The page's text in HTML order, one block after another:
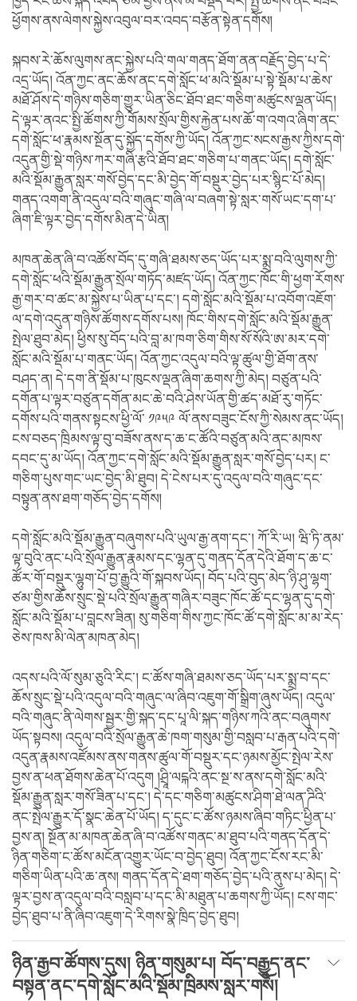
ཕྱོགས་ནས་ལེགས་སྐྱེས་འབུལ་བར་འབད་བརྩོན་སྟེན་དགོས།
སྐབས་རེ་ཆོས་ལུགས་ནང་སྐྱེས་པའི་གལ་གནད་ཐོག་ནན་བརྗོད་བྱེད་པ་དེ་
འདྲ་ཡོད། འོན་ཀྱང་ནང་ཆོས་ནང་དགེ་སློང་ཕ་མའི་སྡོམ་པ་སྟེ་སྡོམ་པ་ཆེས་
མཐོ་ཤོས་དེ་གཉིས་གཅིག་གྱུར་ཡིན་ཅིང་ཐོབ་ཐང་གཅིག་མཚུངས་ལྡན་ཡོད།
དེ་ལྟར་ནའང་སྤྱི་ཚོགས་ཀྱི་གོམས་སྲོལ་གྱིས་རྐྱེན་པས་ཆོ་ག་འགའ་ཞིག་ནང་
དགེ་སློང་ཕ་རྣམས་སྔོན་དུ་སྐྱོད་དགོས་ཀྱི་ཡོད། འོན་ཀྱང་སངས་རྒྱས་ཀྱིས་དགེ་
འདུན་གྱི་སྡེ་གཉིས་ཀར་གཞི་རྩའི་ཐོབ་ཐང་གཅིག་པ་གནང་ཡོད། དགེ་སློང་
མའི་སྡོམ་རྒྱུན་སླར་གསོ་བྱེད་དང་མི་བྱེད་གོ་བསྡུར་བྱེད་པར་སྙིང་པོ་མེད།
གནད་འགག་ནི་འདུལ་བའི་གཞུང་གཞི་ལ་བཞག་སྟེ་སླར་གསོ་ཡང་དག་པ་
ཞིག་ཇི་ལྟར་བྱེད་དགོས་མིན་དེ་ཡིན།
མཁན་ཆེན་ཞི་བ་འཚོས་བོད་དུ་གཞི་ཐམས་ཅད་ཡོད་པར་སྨྲ་བའི་ལུགས་ཀྱི་
དགེ་སློང་ཕའི་སྡོམ་རྒྱུན་སྲོལ་གཏོད་མཛད་ཡོད། འོན་ཀྱང་ཁོང་གི་ཕྱག་རོགས་
རྒྱ་གར་བ་ཚང་མ་སྐྱེས་པ་ཡིན་པ་དང་། དགེ་སློང་མའི་སྡོམ་པ་འབོག་འཇོག་
ལ་དགེ་འདུན་གཉིས་ཚོགས་དགོས་པས། ཁོང་གིས་དགེ་སློང་མའི་སྡོམ་རྒྱུན་
སྤེལ་ཐུབ་མེད། ཕྱིས་སུ་བོད་པའི་བླ་མ་ཁག་ཅིག་གིས་སོ་སོའི་ཨ་མར་དགེ་
སློང་མའི་སྡོམ་པ་གནང་ཡོད། འོན་ཀྱང་འདུལ་བའི་ལྟ་ཚུལ་གྱི་ཐོག་ནས་
བཤད་ན། དེ་དག་ནི་སྡོམ་པ་ཁུངས་ལྡན་ཞིག་ཆགས་ཀྱི་མེད། བཙུན་པའི་
དགོན་པ་ལྟར་བཙུན་དགོན་མང་ཆེ་བའི་ཤེས་ཡོན་གྱི་ཚད་མཐོ་རུ་གཏོང་
དགོས་པའི་གནས་སྟངས་ཕྱི་ལོ་ ༡༩༥༩ ལོ་ནས་བཟུང་ངོས་ཀྱི་སེམས་ནང་ཡོད།
ངས་བཅད་ཁྲིམས་ལྟ་བུ་བཟོས་ནས་ད་ཆ་ང་ཚོའི་བཙུན་མའི་ནང་མཁས་
དབང་དུ་མ་ཡོད། འོན་ཀྱང་དགེ་སློང་མའི་སྡོམ་རྒྱུན་སླར་གསོ་བྱེད་པར། ང་
གཅིག་པུས་གང་ཡང་བྱེད་མི་ཐུབ། དེ་ངེས་པར་དུ་འདུལ་བའི་གཞུང་དང་
བསྟུན་ནས་ཐག་གཅོད་བྱེད་དགོས།
དགེ་སློང་མའི་སྡོམ་རྒྱུན་བཞུགས་པའི་ཡུལ་རྒྱ་ནག་དང་། ཀོ་རི་ཡ། ཝི་ཏི་ནམ་
ལྟ་བུའི་ནང་པའི་སྲོལ་རྒྱུན་རྣམས་དང་ལྷན་དུ་གནད་དོན་དེའི་ཐོག་ད་ཆ་ང་
ཚོར་གོ་བསྡུར་ལྷུག་པོ་བྱ་རྒྱུའི་གོ་སྐབས་ཡོད། བོད་པའི་བུད་མེད་ཉི་ཤུ་ལྷག་
ཙམ་གྱིས་ཆོས་སྲུང་སྡེ་པའི་སྲོལ་རྒྱུན་གཞིར་བཟུང་ཁོང་ཚོ་དང་ལྷན་དུ་དགེ་
སློང་མའི་སྡོམ་པ་བླངས་ཟིན། སུ་གཅིག་གིས་ཀྱང་ཁོང་ཚོ་དགེ་སློང་མ་མ་རེད་
ཅེས་ཁས་མི་ལེན་མཁན་མེད།
འདས་པའི་ལོ་སུམ་ཅུའི་རིང་། ང་ཚོས་གཞི་ཐམས་ཅད་ཡོད་པར་སྨྲ་བ་དང་
ཆོས་སྲུང་སྡེ་པའི་འདུལ་བའི་གཞུང་ལ་ཞིབ་འཇུག་གོ་སྒྲིག་ཞུས་ཡོད། འདུལ་
བའི་གཞུང་ནི་ལེགས་སྦྱར་གྱི་སྐད་དང་པཱ་ལི་སྐད་གཉིས་ཀའི་ནང་བཞུགས་
ཡོད་སྟབས། འདུལ་བའི་སྲོལ་རྒྱུན་ཆེ་ཁག་གསུམ་གྱི་བསླབ་པ་རྒན་པའི་དགེ་
འདུན་རྣམས་འཛོམས་ནས་གནས་ཚུལ་གོ་བསྡུར་དང་ཉམས་མྱོང་སྤེལ་རེས་
བྱས་ན་ཕན་ཐོགས་ཆེན་པོ་འདུག །ཤྲཱི་ལངྐའི་ནང་སྔ་ས་ནས་དགེ་སློང་མའི་
སྡོམ་རྒྱུན་སླར་གསོ་ཟིན་པ་དང་། དེ་དང་གཅིག་མཚུངས་ཤིག་ཐེ་ལན་ཌིའི་
ནང་སྤེལ་རྒྱུར་དོ་སྣང་ཆེན་པོ་ཡོད། ད་དུང་ང་ཚོས་ཉམས་ཞིབ་གཏིང་ཕྱིན་པ་
བྱས་ན། སྔོན་མ་མཁན་ཆེན་ཞི་བ་འཚོས་གནང་མ་ཐུབ་པའི་གནད་དོན་དེ་
ཉིན་གཅིག་ང་ཚོས་མངོན་འགྱུར་ཡོང་བ་བྱེད་ཐུབ། འོན་ཀྱང་ངོས་རང་མི་
གཅིག་ཡིན་པའི་ཆ་ནས། གནད་དོན་དེ་ཐག་གཅོད་བྱེད་པའི་ནུས་པ་མེད། དེ་
ལྟར་བྱས་ན་འདུལ་བའི་བསླབ་པ་དང་མི་མཐུན་པ་ཆགས་ཀྱི་ཡོད། ངས་གང་
བྱེད་ཐུབ་པ་ནི་ཞིབ་འཇུག་དེ་རིགས་སྣེ་ཁྲིད་བྱེད་ཐུབ།
ཉིན་རྒྱབ་ཚོགས་དུས། ཉིན་གསུམ་པ། བོད་བརྒྱུད་ནང་
བསྟན་ནང་དགེ་སློང་མའི་སྡོམ་ཁྲིམས་སླར་གསོ།